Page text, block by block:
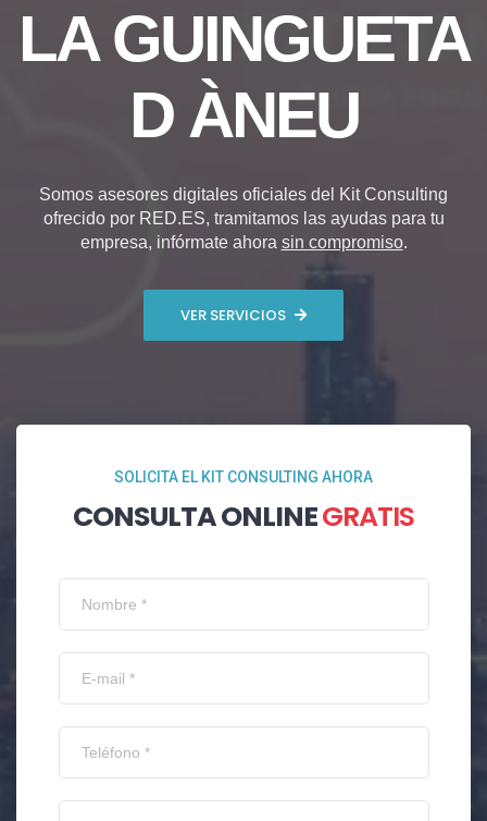
LA GUINGUETA
D ÀNEU
Somos asesores digitales oficiales del Kit Consulting
ofrecido por RED.ES, tramitamos las ayudas para tu
empresa, infórmate ahora sin compromiso.
VER SERVICIOS
SOLICITA EL KIT CONSULTING AHORA
CONSULTA ONLINEGRATIS